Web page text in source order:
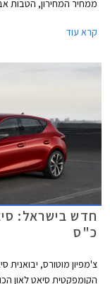
ממחיר המחירון, הטבות
ברכישת אבזור בהתקנה
קרא עוד
כ"ס
צ'מפיון מוטורס,